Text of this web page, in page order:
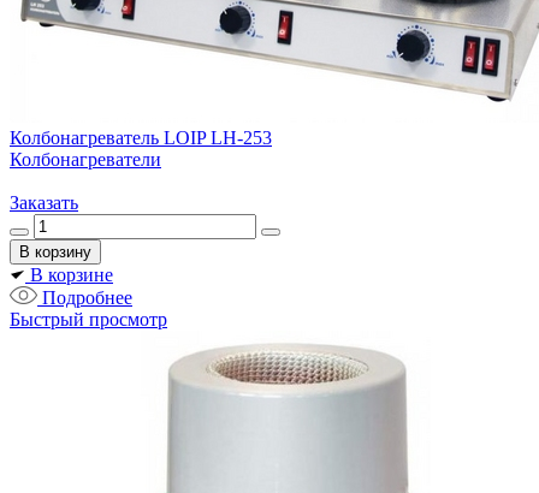
Колбонагреватель LOIP LH-253
Колбонагреватели
Заказать
В корзине
Подробнее
Быстрый просмотр